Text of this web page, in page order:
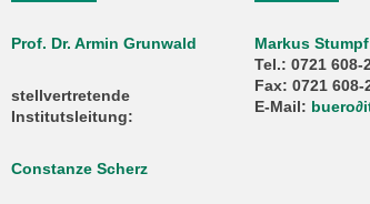
Prof. Dr. Armin Grunwald
stellvertretende
Institutsleitung:
Constanze Scherz
Markus Stumpf
Tel.: 0721 608-
Fax: 0721 608-
E-Mail: buero∂